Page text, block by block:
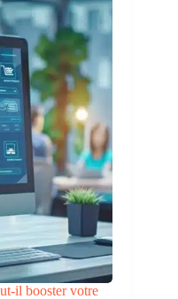
il booster votre